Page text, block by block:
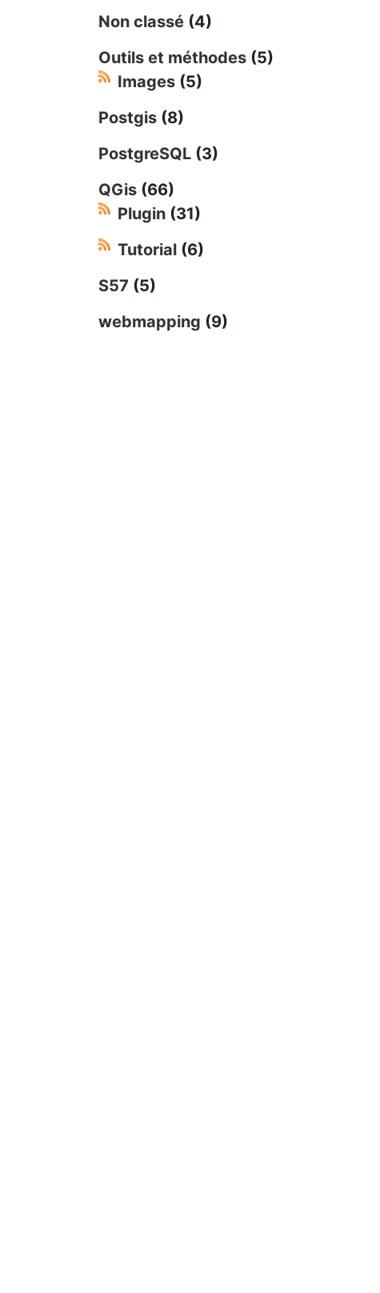
Non classé (4)
Outils et méthodes (5)
Images (5)
Postgis (8)
PostgreSQL (3)
QGis (66)
Plugin (31)
Tutorial (6)
S57 (5)
webmapping (9)